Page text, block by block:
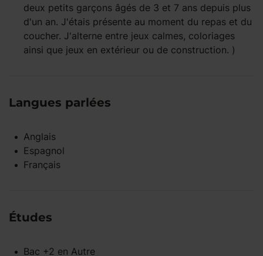
deux petits garçons âgés de 3 et 7 ans depuis plus
d'un an. J'étais présente au moment du repas et du
coucher. J'alterne entre jeux calmes, coloriages
ainsi que jeux en extérieur ou de construction. )
Langues parlées
Anglais
Espagnol
Français
Études
Bac +2 en Autre